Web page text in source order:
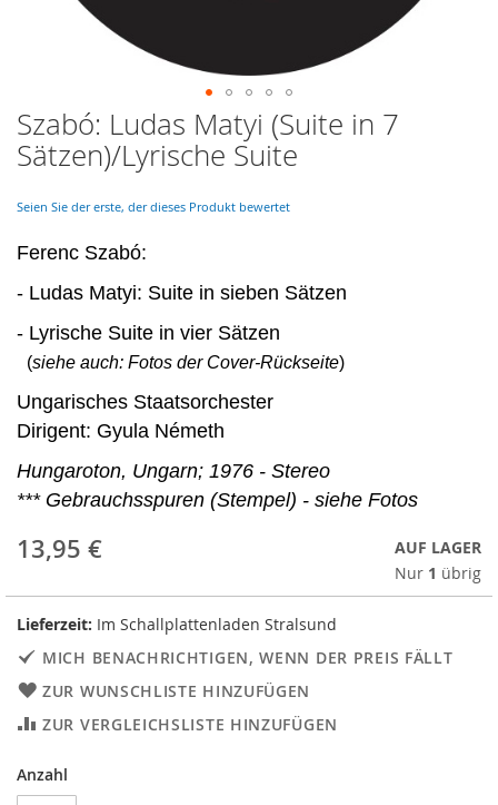
Skip
to
the
of
images
Szabó: Ludas Matyi (Suite in 7
Sätzen)/Lyrische Suite
Seien Sie der erste, der dieses Produkt bewertet
Ferenc Szabó:
- Ludas Matyi: Suite in sieben Sätzen
- Lyrische Suite in vier Sätzen
(siehe auch: Fotos der Cover-Rückseite)
Ungarisches Staatsorchester
Dirigent: Gyula Németh
Hungaroton, Ungarn; 1976 - Stereo
*** Gebrauchsspuren (Stempel) - siehe Fotos
13,95 €
AUF LAGER
Nur 1 übrig
Lieferzeit: Im Schallplattenladen Stralsund
MICH BENACHRICHTIGEN, WENN DER PREIS FÄLLT
ZUR WUNSCHLISTE HINZUFÜGEN
ZUR VERGLEICHSLISTE HINZUFÜGEN
Anzahl